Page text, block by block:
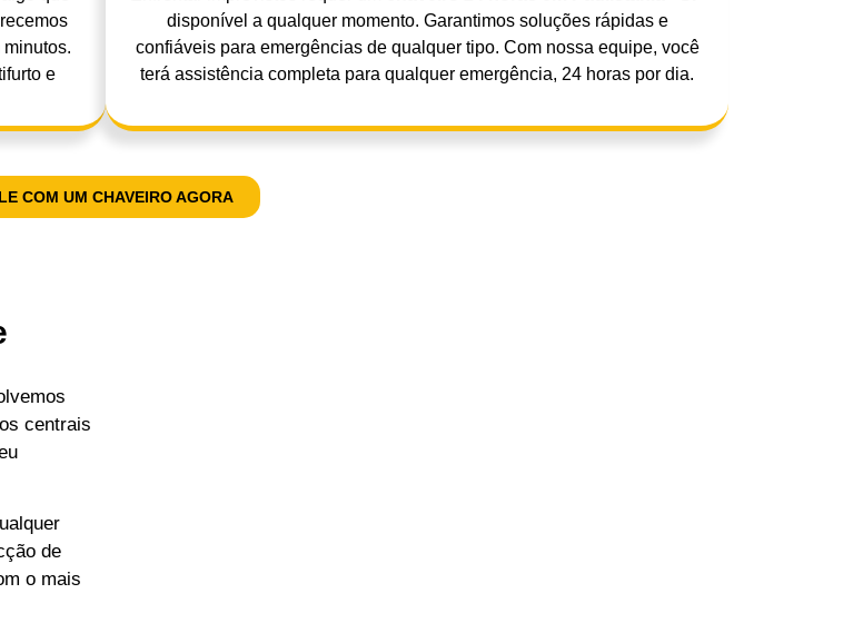
e
disponível a qualquer momento. Garantimos soluções rápidas e
confiáveis para emergências de qualquer tipo. Com nossa equipe, você
terá assistência completa para qualquer emergência, 24 horas por dia.
COM UM CHAVEIRO AGORA
centrais
de
o mais